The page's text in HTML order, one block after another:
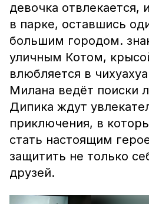
девочка отвлекается,
в парке, оставшись
большим городом.
уличным Котом,
влюбляется в
Милана ведёт поиски
Дипика ждут
приключения, в
стать настоящим
защитить не только
друзей.